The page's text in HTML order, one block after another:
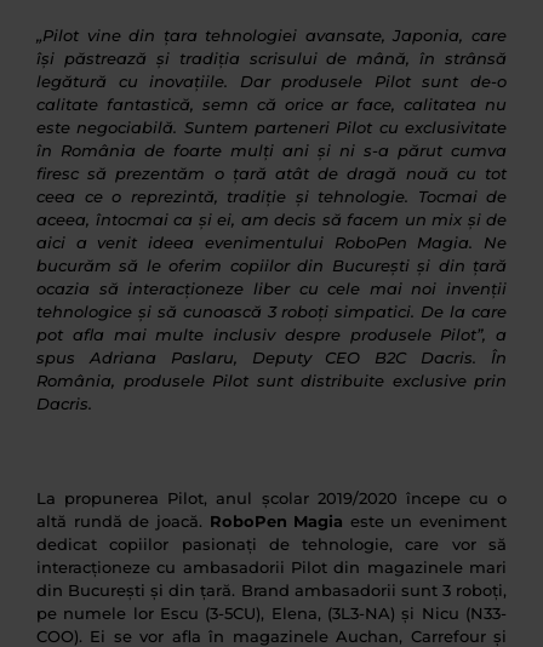
„Pilot vine din țara tehnologiei avansate, Japonia, care
își păstrează și tradiția scrisului de mână, în strânsă
legătură cu inovațiile. Dar produsele Pilot sunt de-o
calitate fantastică, semn că orice ar face, calitatea nu
este negociabilă. Suntem parteneri Pilot cu exclusivitate
în România de foarte mulți ani și ni s-a părut cumva
firesc să prezentăm o țară atât de dragă nouă cu tot
ceea ce o reprezintă, tradiție și tehnologie. Tocmai de
aceea, întocmai ca și ei, am decis să facem un mix și de
aici a venit ideea evenimentului RoboPen Magia. Ne
bucurăm să le oferim copiilor din București și din țară
ocazia să interacționeze liber cu cele mai noi invenții
tehnologice și să cunoască 3 roboți simpatici. De la care
pot afla mai multe inclusiv despre produsele Pilot”, a
spus Adriana Paslaru, Deputy CEO B2C Dacris. În
România, produsele Pilot sunt distribuite exclusive prin
Dacris.
La propunerea Pilot, anul școlar 2019/2020 începe cu o
altă rundă de joacă. RoboPen Magia este un eveniment
dedicat copiilor pasionați de tehnologie, care vor să
interacționeze cu ambasadorii Pilot din magazinele mari
din București și din țară. Brand ambasadorii sunt 3 roboți,
pe numele lor Escu (3-5CU), Elena, (3L3-NA) și Nicu (N33-
COO). Ei se vor afla în magazinele Auchan, Carrefour și